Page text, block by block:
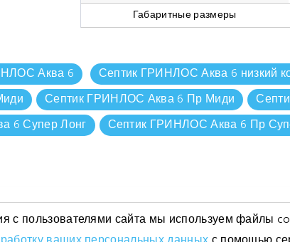
Габаритные размеры
Аква 6
Септик ГРИНЛОС Аква 6 низкий
Септик ГРИНЛОС Аква 6 Пр Миди
6 Супер Лонг Септик ГРИНЛОС Аква 6 Пр
с пользователями сайта мы используем файлы